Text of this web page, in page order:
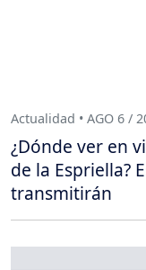
Actualidad • AGO 6 /
¿Dónde ver en
de la Espriella?
transmitirán